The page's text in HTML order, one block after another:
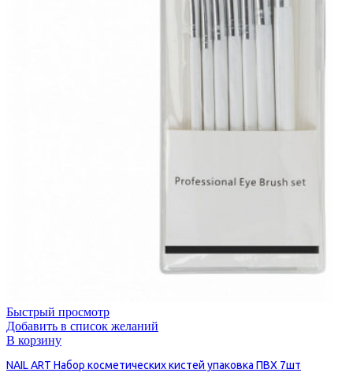
Быстрый просмотр
Добавить в список желаний
В корзину
NAIL ART Набор косметических кистей упаковка ПВХ 7шт